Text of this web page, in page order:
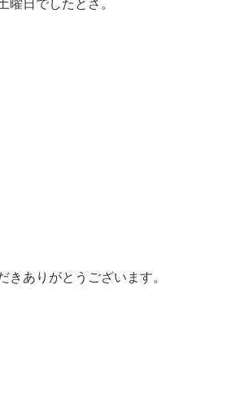
曜日でしたとさ。
きありがとうございます。